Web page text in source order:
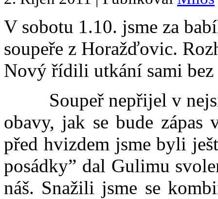
V sobotu 1.10. jsme za
soupeře z Horažďovic.
Nový řídili utkání sami bez
Soupeř nepřijel v
obavy, jak se bude
před hvizdem jsme byli
posádky” dal Gulimu
náš. Snažili jsme se